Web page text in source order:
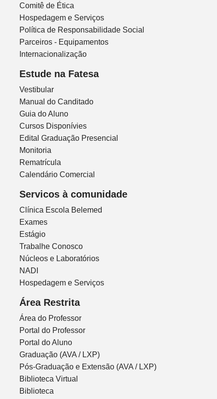
Comitê de Ética
Hospedagem e Serviços
Política de Responsabilidade Social
Parceiros - Equipamentos
Internacionalização
Estude na Fatesa
Vestibular
Manual do Canditado
Guia do Aluno
Cursos Disponívies
Edital Graduação Presencial
Monitoria
Rematrícula
Calendário Comercial
Servicos à comunidade
Clínica Escola Belemed
Exames
Estágio
Trabalhe Conosco
Núcleos e Laboratórios
NADI
Hospedagem e Serviços
Área Restrita
Área do Professor
Portal do Professor
Portal do Aluno
Graduação (AVA / LXP)
Pós-Graduação e Extensão (AVA / LXP)
Biblioteca Virtual
Biblioteca